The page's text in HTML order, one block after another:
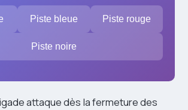
Piste bleue Piste rouge
Piste noire
attaque dès la fermeture des